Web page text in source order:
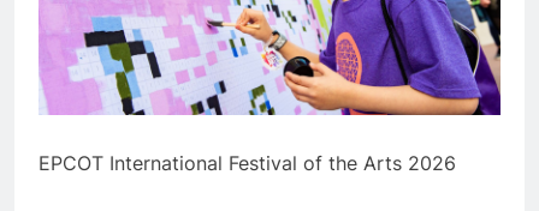
EPCOT International Festival of the Arts 2026